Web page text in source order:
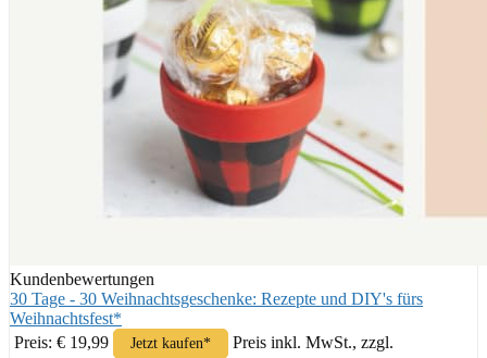
Kundenbewertungen
30 Tage - 30 Weihnachtsgeschenke: Rezepte und DIY's fürs
Weihnachtsfest*
Preis: € 19,99
Jetzt kaufen*
Preis inkl. MwSt., zzgl.